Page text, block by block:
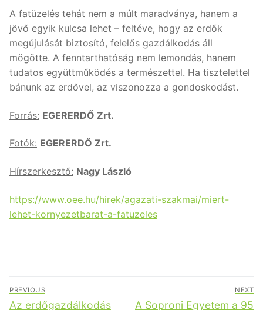
A fatüzelés tehát nem a múlt maradványa, hanem a
jövő egyik kulcsa lehet – feltéve, hogy az erdők
megújulását biztosító, felelős gazdálkodás áll
mögötte. A fenntarthatóság nem lemondás, hanem
tudatos együttműködés a természettel. Ha tisztelettel
bánunk az erdővel, az viszonozza a gondoskodást.
Forrás: EGERERDŐ Zrt.
Fotók: EGERERDŐ Zrt.
Hírszerkesztő: Nagy László
https://www.oee.hu/hirek/agazati-szakmai/miert-
lehet-kornyezetbarat-a-fatuzeles
Bejegyzés
navigáció
PREVIOUS
Previous
Az erdőgazdálkodás
NEXT
Next
A Soproni Egyetem a 95